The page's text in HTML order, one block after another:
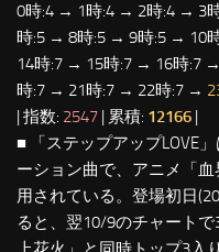
0時:4 → 1時:4 → 2時:4 → 3
時:5 → 8時:5 → 9時:5 → 10
14時:7 → 15時:7 → 16時:7
時:7 → 21時:7 → 22時:7 →
| 指数: 2547 | 累積: 12166 |
■ 「ステップアップLOVE
ーション曲で、アニメ「血
用されている。登場初日
ると、翌10/9のチャート